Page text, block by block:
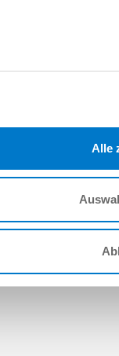
Alle
Protection des